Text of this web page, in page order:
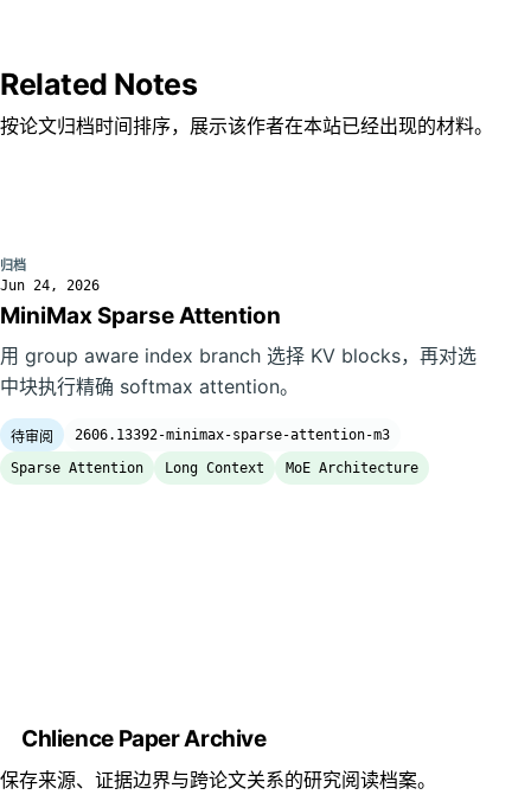
Related Notes
按论文归档时间排序，展示该作者在本站已经出现的材料。
归档
Jun 24, 2026
MiniMax Sparse Attention
用 group aware index branch 选择 KV blocks，再对选
中块执行精确 softmax attention。
待审阅
2606.13392-minimax-sparse-attention-m3
Sparse Attention
Long Context MoE Architecture
Chlience Paper Archive
保存来源、证据边界与跨论文关系的研究阅读档案。